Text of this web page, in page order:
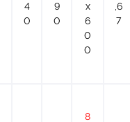
4
0
9
0
х
6
0
0
,6
7
8